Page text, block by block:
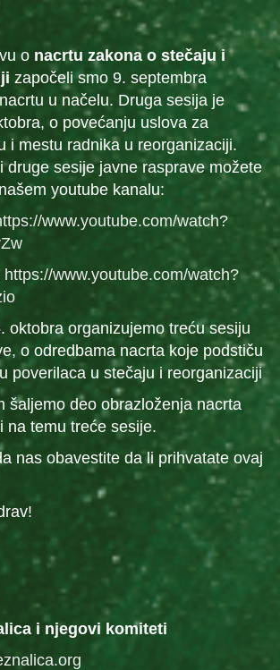
o nacrtu zakona o stečaju i
započeli smo 9. septembra
u načelu. Druga sesija je
o povećanju uslova za
i mestu radnika u reorganizaciji.
druge sesije javne rasprave možete
youtube kanalu:
www.youtube.com/watch?
https://www.youtube.com/watch?
oktobra organizujemo treću sesiju
o odredbama nacrta koje podstiču
poverilaca u stečaju i reorganizaciji
šaljemo deo obrazloženja nacrta
na temu treće sesije.
nas obavestite da li prihvatate ovaj
i njegovi komiteti